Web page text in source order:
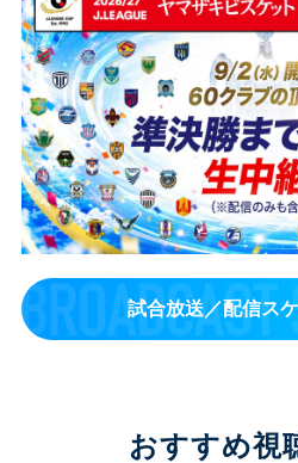
試合放送／配信ス
おすすめ視